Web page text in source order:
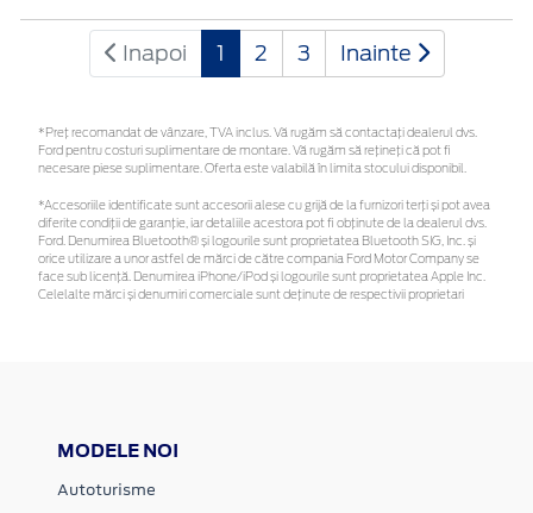
Inapoi 1 2 3 Inainte
*Preţ recomandat de vânzare, TVA inclus. Vă rugăm să contactaţi dealerul dvs.
Ford pentru costuri suplimentare de montare. Vă rugăm să rețineți că pot fi
necesare piese suplimentare. Oferta este valabilă în limita stocului disponibil.
*Accesoriile identificate sunt accesorii alese cu grijă de la furnizori terți și pot avea
diferite condiții de garanție, iar detaliile acestora pot fi obținute de la dealerul dvs.
Ford. Denumirea Bluetooth® și logourile sunt proprietatea Bluetooth SIG, Inc. și
orice utilizare a unor astfel de mărci de către compania Ford Motor Company se
face sub licență. Denumirea iPhone/iPod și logourile sunt proprietatea Apple Inc.
Celelalte mărci și denumiri comerciale sunt deținute de respectivii proprietari
MODELE NOI
Autoturisme